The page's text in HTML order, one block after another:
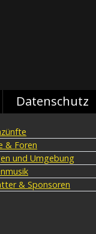
Datenschutz
& Foren
und Umgebung
& Sponsoren